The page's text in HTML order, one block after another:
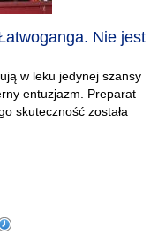
Nie jest
w leku jedynej szansy
entuzjazm. Preparat
skuteczność została